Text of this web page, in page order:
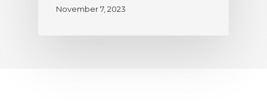
November 7, 2023